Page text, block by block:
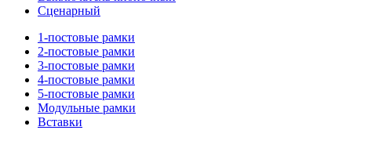
Сценарный
1-постовые рамки
2-постовые рамки
3-постовые рамки
4-постовые рамки
5-постовые рамки
Модульные рамки
Вставки